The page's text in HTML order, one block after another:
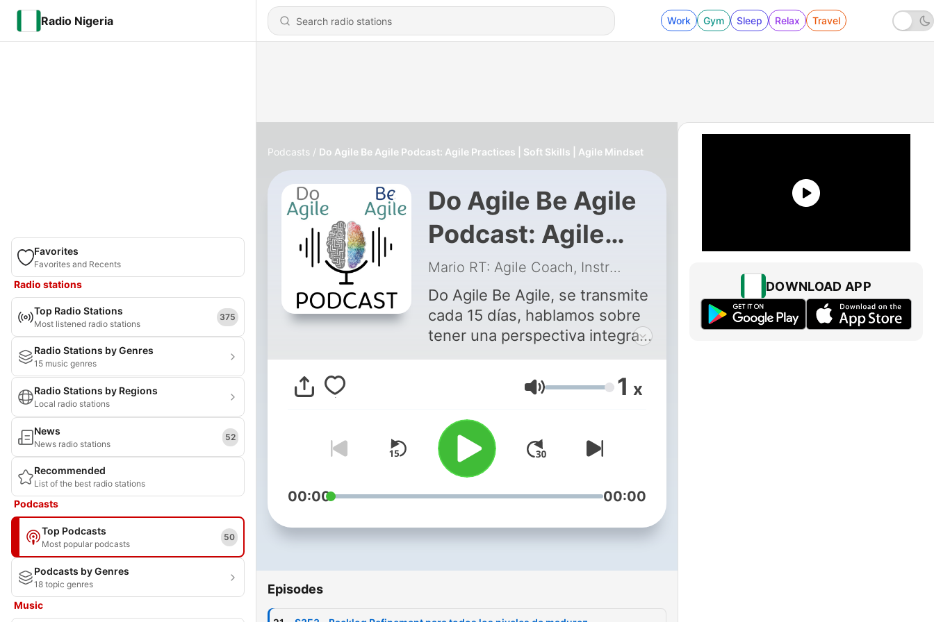
Radio Nigeria Work Gym Sleep Relax Travel
Favorites
Favorites and Recents
Radio stations
Top Radio Stations
Most listened radio stations
375
Radio Stations by Genres
15 music genres
Radio Stations by Regions
Local radio stations
News
News radio stations
52
Recommended
List of the best radio stations
Podcasts
Top Podcasts
Most popular podcasts
50
Podcasts by Genres
18 topic genres
Music
Podcasts Do Agile Be Agile Podcast: Agile Practices | Soft Skills | Agile Mindset
Do Agile Be Agile
Podcast: Agile
Practices | Soft
Skills | Agile
Mindset
Mario RT: Agile Coach, Instructor y Consultor
Do Agile Be Agile, se transmite
cada 15 días, hablamos sobre
tener una perspectiva integral,
no solo hacer ágil (Do agile), si
no, ser ágil (Be agile). Sigan a
Mario Rodríguez (Mario RT)
Agile Coach, Instructor y
Consultor a través de:
prácticas y mindset ágil,
cultura, personas y cambio.
Algunos de los temas: Agile
Management, Soft Skills
Negociación, Autogestión,
Frameworks Ágiles (Scrum,
Volume 1 x
00:00 00:00
Episodes
DOWNLOAD APP